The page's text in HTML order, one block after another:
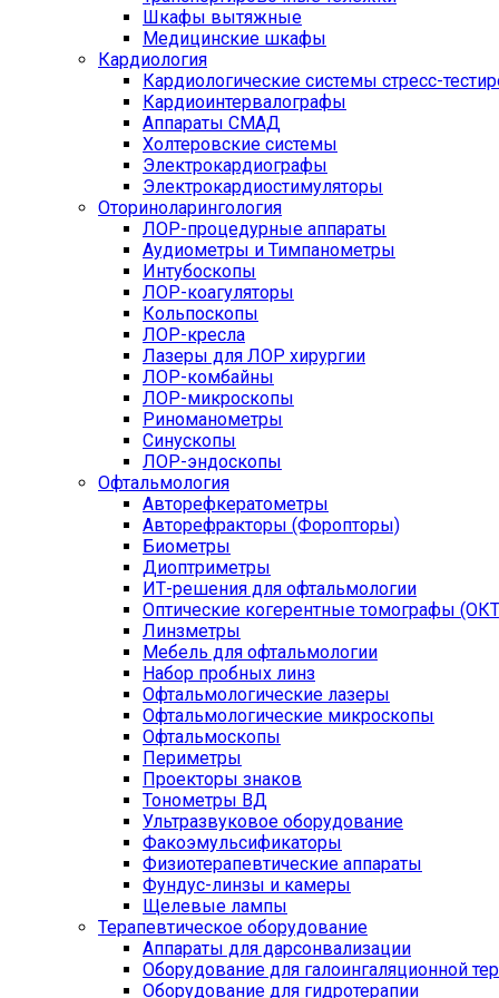
Шкафы вытяжные
Медицинские шкафы
Кардиология
Кардиологические системы стресс-
Кардиоинтервалографы
Аппараты СМАД
Холтеровские системы
Электрокардиографы
Электрокардиостимуляторы
Оториноларингология
ЛОР-процедурные аппараты
Аудиометры и Тимпанометры
Интубоскопы
ЛОР-коагуляторы
Кольпоскопы
ЛОР-кресла
Лазеры для ЛОР хирургии
ЛОР-комбайны
ЛОР-микроскопы
Риноманометры
Синускопы
ЛОР-эндоскопы
Офтальмология
Авторефкератометры
Авторефракторы (Форопторы)
Биометры
Диоптриметры
ИТ-решения для офтальмологии
Оптические когерентные томографы
Линзметры
Мебель для офтальмологии
Набор пробных линз
Офтальмологические лазеры
Офтальмологические микроскопы
Офтальмоскопы
Периметры
Проекторы знаков
Тонометры ВД
Ультразвуковое оборудование
Факоэмульсификаторы
Физиотерапевтические аппараты
Фундус-линзы и камеры
Щелевые лампы
Терапевтическое оборудование
Аппараты для дарсонвализации
Оборудование для галоингаляционной
Оборудование для гидротерапии